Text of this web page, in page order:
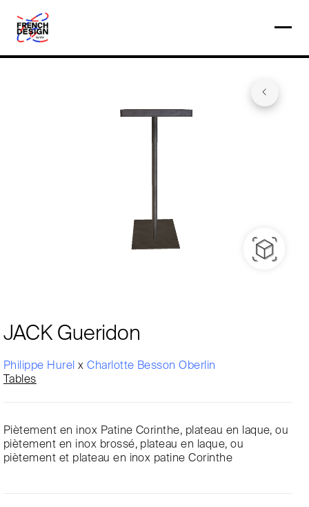
JACK Gueridon
Philippe HurelxCharlotte Besson Oberlin
Tables
Piètement en inox Patine Corinthe, plateau en laque, ou
piètement en inox brossé, plateau en laque, ou
piètement et plateau en inox patine Corinthe